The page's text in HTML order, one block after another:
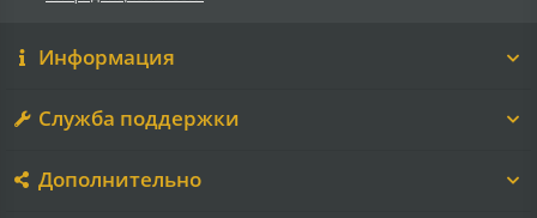
Информация
Служба поддержки
Дополнительно